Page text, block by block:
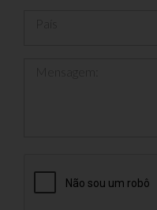
Mensagem: